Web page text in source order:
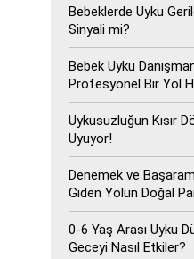
Bebeklerde Uyku
Sinyali mi?
Bebek Uyku
Profesyonel Bir Yol
Uykusuzluğun Kısır
Uyuyor!
Denemek ve
Giden Yolun Doğal
0-6 Yaş Arası Uyku
Geceyi Nasıl Etkiler?